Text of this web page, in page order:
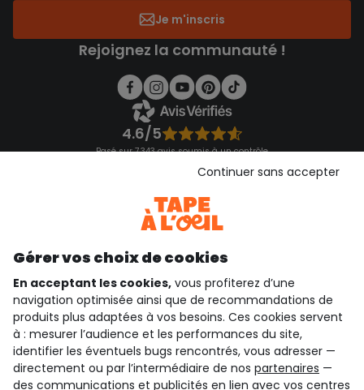
Je m'inscris
Rejoignez la communauté !
4.6/5
Basé sur 7 343 avis soumis à un contrôle
Consulter les CGU
qui sommes-nous ?
besoin d'aide ?
le club fidélité
Gérer vos choix de cookies
En acceptant les cookies, vous profiterez d’une
navigation optimisée ainsi que de recommandations de
produits plus adaptées à vos besoins. Ces cookies servent
à : mesurer l’audience et les performances du site,
identifier les éventuels bugs rencontrés, vous adresser —
directement ou par l’intermédiaire de nos partenaires —
des communications et publicités en lien avec vos centres
Continuer sans accepter